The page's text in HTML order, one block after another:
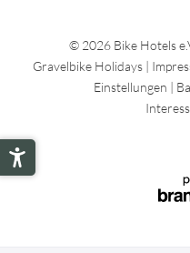
© 2026 Bike Hotels
Gravelbike Holidays |
Einstellungen |